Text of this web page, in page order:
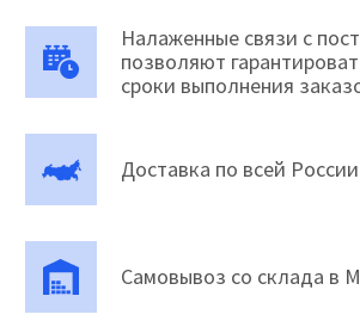
Налаженные связи с
позволяют
сроки выполнения
Доставка по всей России
Самовывоз со склада в